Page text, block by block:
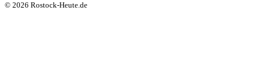
© 2026 Rostock-Heute.de